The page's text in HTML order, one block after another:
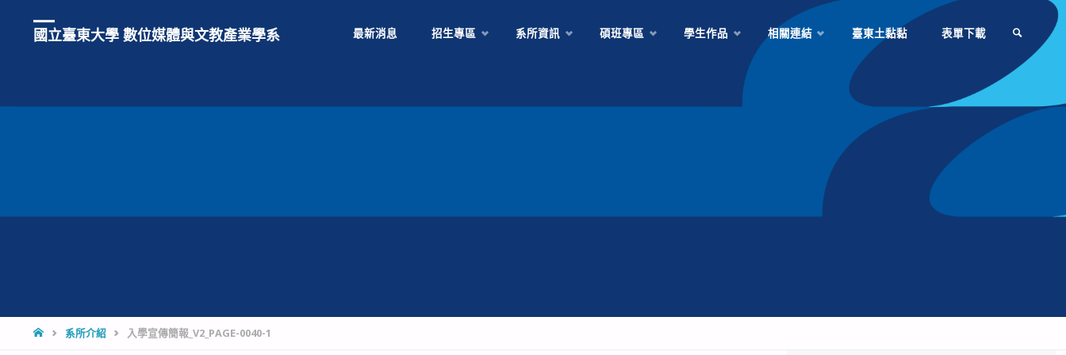
國立臺東大學 數位媒體與文教產業學系 最新消息 招生專區 系所資訊 碩班專區 學生作品 相關連結 臺東土黏黏 表單下載
HOME系所介紹 入學宣傳簡報_V2_PAGE-0040-1